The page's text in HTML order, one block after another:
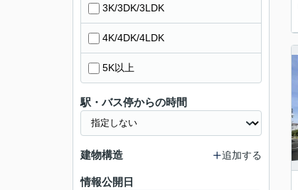
3K/3DK/3LDK
4K/4DK/4LDK
5K以上
駅・バス停からの時間
建物構造 追加する
情報公開日